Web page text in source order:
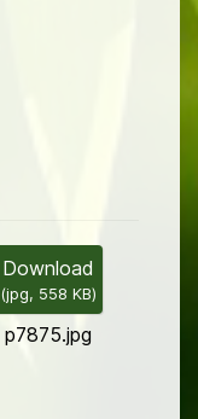
Download
(jpg, 558 KB)
p7875.jpg